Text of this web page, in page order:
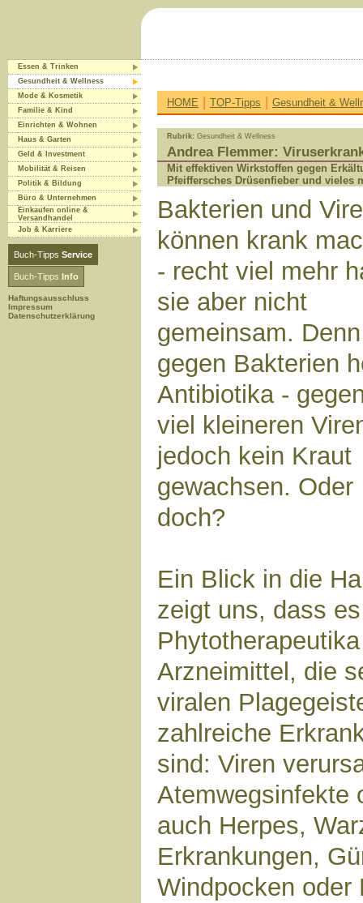
Essen & Trinken
Gesundheit & Wellness
Mode & Kosmetik
Familie & Kind
Einrichten & Wohnen
Haus & Garten
Geld & Investment
Mobilität & Reisen
Politik & Bildung
Büro & Unternehmen
Einkaufen online &
Versandhandel
Job & Karriere
Buch-Tipps Service
Buch-Tipps Info
Haftungsausschluss
Impressum
Datenschutzerklärung
HOME | TOP-Tipps | Gesundheit &
Rubrik: Gesundheit & Wellness
Andrea Flemmer:
Mit effektiven Wirkstoffen gegen
Pfeiffersches Drüsenfieber und vieles
Bakterien und
können krank
- recht viel mehr
sie aber nicht
gemeinsam. Denn
gegen Bakterien
Antibiotika -
viel kleineren
jedoch kein Kraut
gewachsen. Oder
doch?
Ein Blick in die
zeigt uns, dass
Arzneimittel, die
viralen
zahlreiche
sind: Viren
Atemwegsinfekte
auch Herpes,
Erkrankungen,
Windpocken oder